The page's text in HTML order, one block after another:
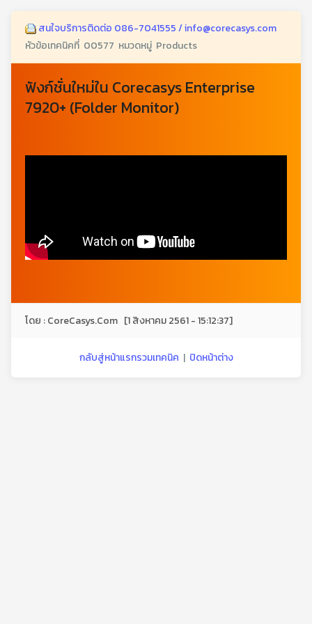
สนใจบริการติดต่อ 086-7041555 / info@corecasys.com
หัวข้อเทคนิคที่ 00577 หมวดหมู่ Products
ฟังก์ชั่นใหม่ใน Corecasys Enterprise
7920+ (Folder Monitor)
โดย : CoreCasys.Com [1 สิงหาคม 2561 - 15:12:37]
กลับสู่หน้าแรกรวมเทคนิค | ปิดหน้าต่าง